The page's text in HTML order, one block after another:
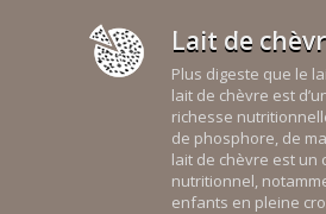
Lait de
Plus digeste que le
lait de chèvre est
richesse
de phosphore, de
lait de chèvre est un
nutritionnel,
enfants en pleine